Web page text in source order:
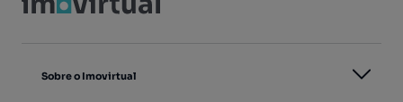
Sobre o Imovirtual